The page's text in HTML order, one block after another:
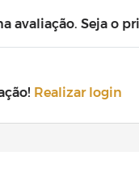
avaliação. Seja o
Realizar login